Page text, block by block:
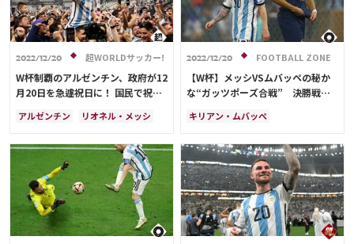
メディアアライアンス
2022/12/20 超WORLDサッカー!
W杯制覇のアルゼンチン、政府が12
月20日を急遽祝日に！ 国民で祝う
アルゼンチン
リオネル・メッシ
カタール
サウジアラビア
アンヘル・ディ・マリア
2022/12/20 FOOTBALL ZONE
【W杯】メッシVSムバッペの秘か
な“ガッツポーズ合戦” 決勝戦の
関係」
キリアン・ムバッペ
フランス
メキシコ
アンヘル・ディ・マリア